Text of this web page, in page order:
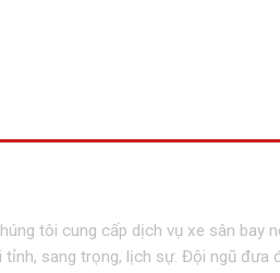
tôi cung cấp dịch vụ xe sân bay
tỉnh, sang trọng, lịch sự. Đội ngũ đưa